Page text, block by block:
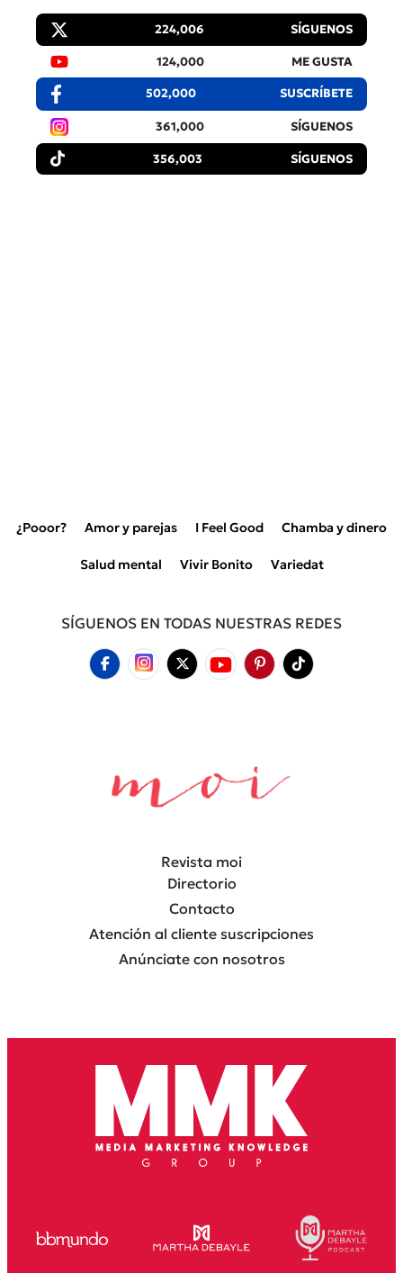
224,006 SÍGUENOS
124,000 ME GUSTA
502,000 SUSCRÍBETE
361,000 SÍGUENOS
356,003 SÍGUENOS
¿Pooor? Amor y parejas I Feel Good Chamba y dinero
Salud mental Vivir Bonito Variedat
SÍGUENOS EN TODAS NUESTRAS REDES
Revista moi
Directorio
Contacto
Atención al cliente suscripciones
Anúnciate con nosotros